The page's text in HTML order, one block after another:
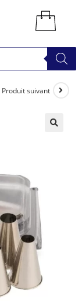
Produit suivant